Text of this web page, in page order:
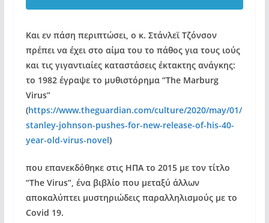
Και εν πάση περιπτώσει, ο κ. Στάνλεϊ Τζόνσον
πρέπει να έχει στο αίμα του το πάθος για τους ιούς
και τις γιγαντιαίες καταστάσεις έκτακτης ανάγκης:
το 1982 έγραψε το μυθιστόρημα “The Marburg
Virus”
(https://www.theguardian.com/culture/2020/may/01/
stanley-johnson-pushes-for-new-release-of-his-40-
year-old-virus-novel)
που επανεκδόθηκε στις ΗΠΑ το 2015 με τον τίτλο
“The Virus”, ένα βιβλίο που μεταξύ άλλων
αποκαλύπτει μυστηριώδεις παραλληλισμούς με το
Covid 19.